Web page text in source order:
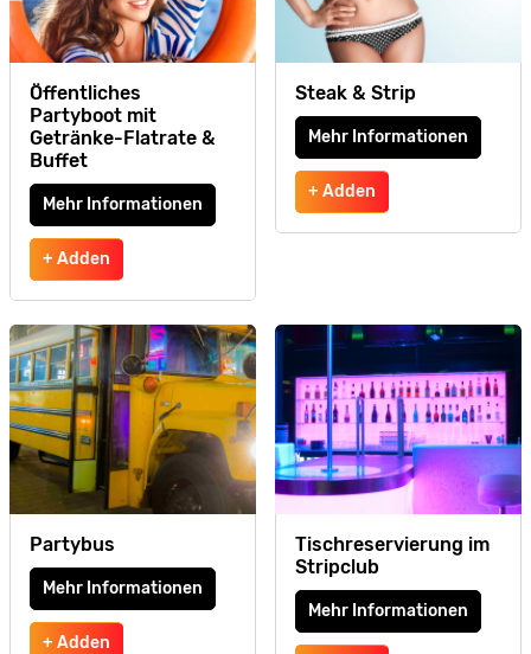
Öffentliches
Partyboot mit
Getränke-Flatrate &
Buffet
Mehr Informationen
+ Adden
Steak & Strip
Mehr Informationen
+ Adden
Partybus
Mehr Informationen
+ Adden
Tischreservierung im
Stripclub
Mehr Informationen